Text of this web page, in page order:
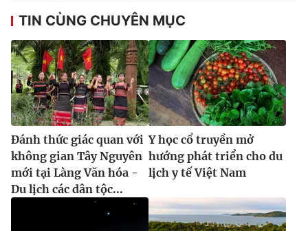
® Cấm sao chép dưới mọi hình thức nếu không có sự chấp
thuận bằng văn bản. Ghi rõ nguồn VTV.vn khi phát hành lại
thông tin từ website này.
TIN CÙNG CHUYÊN MỤC
Đánh thức giác quan với
không gian Tây Nguyên
mới tại Làng Văn hóa -
Du lịch các dân tộc...
Y học cổ truyền mở
hướng phát triển cho du
lịch y tế Việt Nam